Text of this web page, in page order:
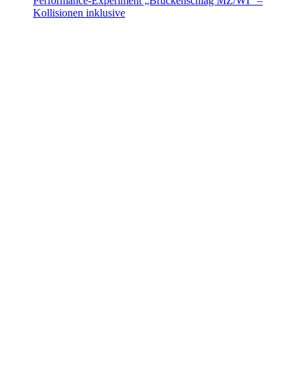
Kollisionen inklusive